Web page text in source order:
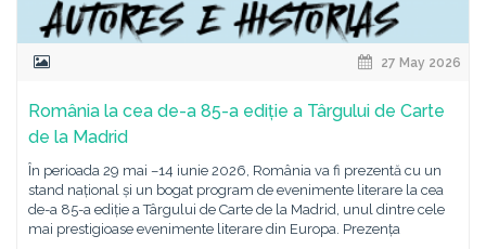
27 May 2026
România la cea de-a 85-a ediție a Târgului de Carte
de la Madrid
În perioada 29 mai –14 iunie 2026, România va fi prezentă cu un
stand național și un bogat program de evenimente literare la cea
de-a 85-a ediție a Târgului de Carte de la Madrid, unul dintre cele
mai prestigioase evenimente literare din Europa. Prezența